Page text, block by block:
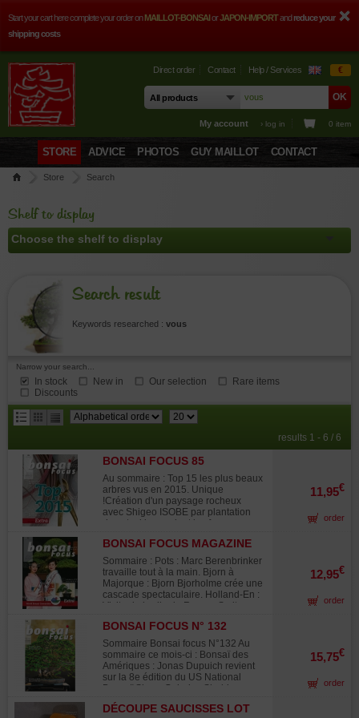
Start your cart here complete your order onMAILLOT-BONSAIorJAPON-IMPORTandreduce your
shipping costs
Direct order Contact Help / Services €
My account › log in 0 item
STORE ADVICE PHOTOS GUY MAILLOT CONTACT
Store Search
Shelf to display
Search result
Keywords researched : vous
Narrow your search...
In stock New in Our selection
Rare items
Discounts
page
results 1 - 6 / 6
BONSAI FOCUS 85
Au sommaire : Top 15 les plus beaux
arbres vus en 2015. Unique
!Création d'un paysage rocheux
avec Shigeo ISOBE par plantation
de satsuki rappelant les fameux
Travaux de sélection des aiguilles
sur pinus thunbergii. Relookage par
changement de face sur acer
buergerianum kabudachi.
Masashiko Kimura travaille un
juniperus imposant au profil
thunbergii. Evolution d'une forêt de
TICKLE. Les poteries de Antonio
Zicarelli. Juniperus sabina travaillé
par Giacomo Pallardo le nid d'aigle.
La passion du bonsai de Jordi
souffle. Peter Waren marcotte un
pommier.
11,95€
order
BONSAI FOCUS MAGAZINE
94
Sommaire : Pots : Marc Berenbrinker
travaille tout à la main. Bjorn à
Majorque : Bjorn Bjorholme crée une
cascade spectaculaire. Holland-En :
Visite du jardin de Ramon Smit.
changer la qualité du feuillage des
arbres. Mise en forme : L'artiste
Britannique John Milton travaille sur
un pin au Japon. Shosin : Morten
Albek travaille sur un arbre
autochtone, un cerisier. Power
Ofer Grunwald. Arbres Autochtones :
12,95€
order
BONSAI FOCUS N° 132
Sommaire Bonsai focus N°132 Au
sommaire ce mois-ci : Bonsaï des
Amériques : Jonas Dupuich revient
sur la 8e édition du US National
Bonsaï Show. Galerie : Shohin en
automne, au Green club de Tokyo
Profil : Plage ou Bonsaï - La passion
15,75€
order
DÉCOUPE SAUCISSES LOT